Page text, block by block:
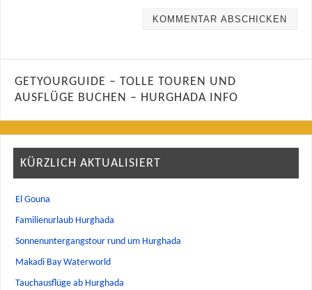
GETYOURGUIDE – TOLLE TOUREN UND
AUSFLÜGE BUCHEN – HURGHADA INFO
KÜRZLICH AKTUALISIERT
El Gouna
Familienurlaub Hurghada
Sonnenuntergangstour rund um Hurghada
Makadi Bay Waterworld
Tauchausflüge ab Hurghada